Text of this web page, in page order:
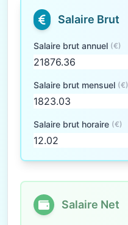
Salaire Brut
Salaire brut annuel (€)
Salaire brut mensuel (€)
Salaire brut horaire (€)
Salaire Net